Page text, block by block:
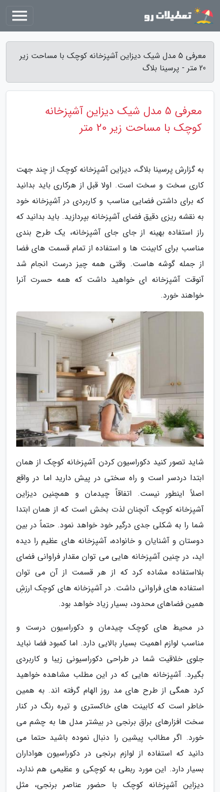
معرفی 5 مدل شیک دیزاین آشپزخانه کوچک با مساحت زیر
20 متر - پرسینا بلاگ
معرفی 5 مدل شیک دیزاین آشپزخانه
کوچک با مساحت زیر 20 متر
به گزارش پرسینا بلاگ، دیزاین آشپزخانه کوچک از چند جهت
کاری سخت و سخت است. اولا قبل از هرکاری باید بدانید
که برای داشتن فضایی مناسب و کاربردی در آشپزخانه خود
به نقشه ریزی دقیق فضای آشپزخانه بپردازید. باید بدانید که
راز استفاده بهینه از جای جای آشپزخانه، یک طرح بندی
مناسب برای کابینت ها و استفاده از تمام قسمت های فضا
از جمله گوشه هاست. وقتی همه چیز درست انجام شد
آنوقت آشپزخانه ای خواهید داشت که همه حسرت آنرا
خواهند خورد.
شاید تصور کنید دکوراسیون کردن آشپزخانه کوچک از همان
ابتدا دردسر است و راه سختی در پیش دارید اما در واقع
اصلاً اینطور نیست. اتفاقاً چیدمان و همچنین دیزاین
آشپزخانه کوچک آنچنان لذت بخش است که از همان ابتدا
شما را به شکلی جدی درگیر خود خواهد نمود. حتماً در بین
دوستان و آشنایان و خانواده، آشپزخانه های عظیم را دیده
اید، در چنین آشپزخانه هایی می توان مقدار فراوانی فضای
بلااستفاده مشاده کرد که از هر قسمت از آن می توان
استفاده های فراوانی داشت. در آشپزخانه های کوچک ارزشِ
همین فضاهای محدود، بسیار زیاد خواهد بود.
در محیط های کوچک چیدمان و دکوراسیون درست و
مناسب لوازم اهمیت بسیار بالایی دارد. اما کمبود فضا نباید
جلوی خلاقیت شما در طراحی دکوراسیونی زیبا و کاربردی
بگیرد. آشپزخانه هایی که در این مطلب مشاهده خواهید
کرد همگی از طرح های مد روز الهام گرفته اند. به همین
خاطر است که کابینت های خاکستری و تیره رنگ در کنار
سخت افزارهای براق برنجی در بیشتر مدل ها به چشم می
خورد. اگر مطالب پیشین را دنبال نموده باشید حتما می
دانید که استفاده از لوازم برنجی در دکوراسیون هواداران
بسیار دارد. این مورد ربطی به کوچکی و عظیمی هم ندارد،
دیزاین آشپزخانه کوچک با حضور عناصر برنجی، مثل